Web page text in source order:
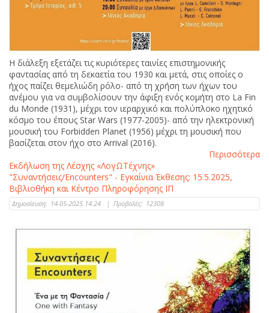
Η διάλεξη εξετάζει τις κυριότερες ταινίες επιστημονικής
φαντασίας από τη δεκαετία του 1930 και μετά, στις οποίες ο
ήχος παίζει θεμελιώδη ρόλο- από τη χρήση των ήχων του
ανέμου για να συμβολίσουν την άφιξη ενός κομήτη στο La Fin
du Monde (1931), μέχρι τον ιεραρχικό και πολύπλοκο ηχητικό
κόσμο του έπους Star Wars (1977-2005)- από την ηλεκτρονική
μουσική του Forbidden Planet (1956) μέχρι τη μουσική που
βασίζεται στον ήχο στο Arrival (2016).
Περισσότερα
Εκδήλωση της Λέσχης «ΛογΩΤέχνης»
"Συναντήσεις/Encounters" - Εγκαίνια Έκθεσης: 15.5.2025,
Βιβλιοθήκη και Κέντρο Πληροφόρησης ΙΠ
Δημοσίευση: 14-05-2025 14:24 | Προβολές: 12308